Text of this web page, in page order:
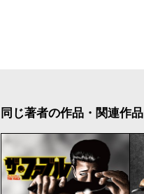
同じ著者の作品・関連作品